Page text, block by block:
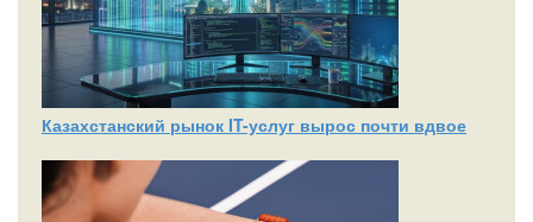
Казахстанский рынок IT-услуг вырос почти вдвое